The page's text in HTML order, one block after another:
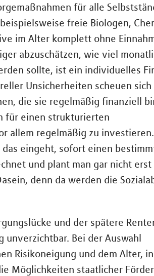
für alle
freie Biologen,
im Alter komplett ohne
abzuschätzen, wie viel
sollte, ist ein individuelles
Unsicherheiten scheuen
die sie regelmäßig finanziell
für einen strukturierten
allem regelmäßig zu
eingeht, sofort einen
und plant man gar nicht
denn da werden die
und der spätere
Bei der Auswahl
Risikoneigung und dem Alter,
Möglichkeiten staatlicher